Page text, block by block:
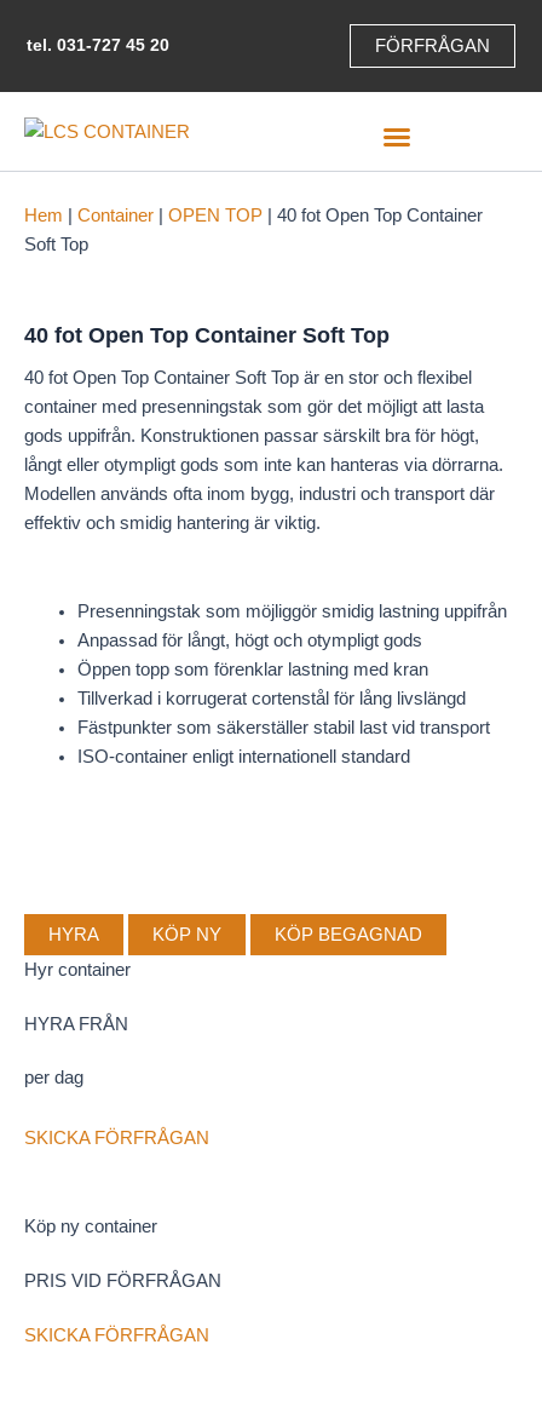
tel.031-727 45 20 FÖRFRÅGAN
Hem Container OPEN TOP
40 fot Open Top Container
Soft Top
40 fot Open Top Container Soft Top
40 fot Open Top Container Soft Top är en stor och flexibel
container med presenningstak som gör det möjligt att lasta
gods uppifrån. Konstruktionen passar särskilt bra för högt,
långt eller otympligt gods som inte kan hanteras via dörrarna.
Modellen används ofta inom bygg, industri och transport där
effektiv och smidig hantering är viktig.
Presenningstak som möjliggör smidig lastning uppifrån
Anpassad för långt, högt och otympligt gods
Öppen topp som förenklar lastning med kran
Tillverkad i korrugerat cortenstål för lång livslängd
Fästpunkter som säkerställer stabil last vid transport
ISO-container enligt internationell standard
HYRA KÖP NY
KÖP BEGAGNAD
Hyr container
HYRA FRÅN
per dag
SKICKA FÖRFRÅGAN
Köp ny container
PRIS VID FÖRFRÅGAN
SKICKA FÖRFRÅGAN